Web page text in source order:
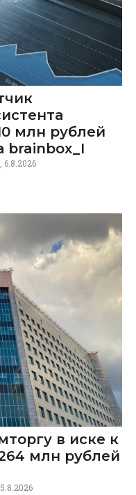
млн рублей
brainbox_I
6.8.2026
в иске к
млн рублей